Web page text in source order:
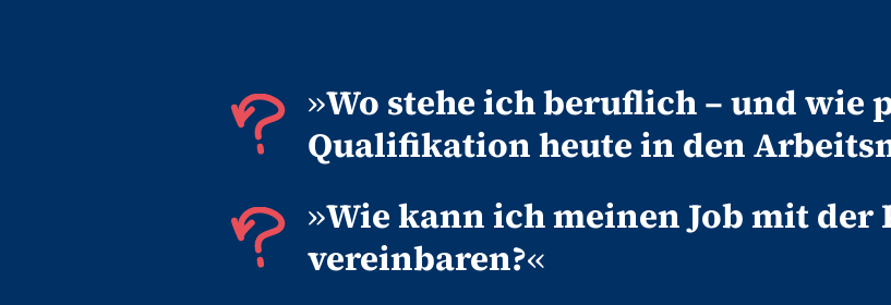
»Wo stehe ich beruflich – und wie
Qualifikation heute in den
»Wie kann ich meinen Job mit der
vereinbaren?«